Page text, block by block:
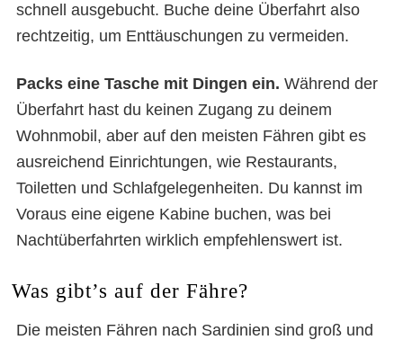
schnell ausgebucht. Buche deine Überfahrt also
rechtzeitig, um Enttäuschungen zu vermeiden.
Packs eine Tasche mit Dingen ein. Während der
Überfahrt hast du keinen Zugang zu deinem
Wohnmobil, aber auf den meisten Fähren gibt es
ausreichend Einrichtungen, wie Restaurants,
Toiletten und Schlafgelegenheiten. Du kannst im
Voraus eine eigene Kabine buchen, was bei
Nachtüberfahrten wirklich empfehlenswert ist.
Was gibt’s auf der Fähre?
Die meisten Fähren nach Sardinien sind groß und